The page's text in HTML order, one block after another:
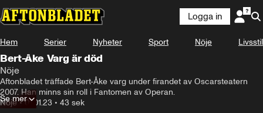
Eftersom jag förmodligen är den som gjort flest
föreställningar här på Oscars.
Logga in
Hem Serier Nyheter Sport Nöje Livsstil
Bert-Åke Varg är död
Nöje
Aftonbladet träffade Bert-Åke varg under firandet av Oscarsteatern
2007. Han minns sin roll i Fantomen av Operan.
Nöje•01.01.23 • 43 sek
Se mer